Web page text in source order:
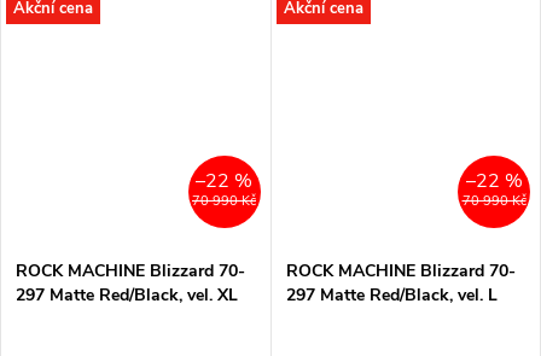
zábavu na trailu. Díky vlastnímu
zábavu na trailu. Díky vlastnímu
Akční cena
70 990 Kč
–22 %
ROCK MACHINE Blizzard 70-
297 Matte Red/Black, vel. XL
Akční cena
70 990 Kč
–22 %
ROCK MACHINE Blizzard 70-
297 Matte Red/Black, vel. L